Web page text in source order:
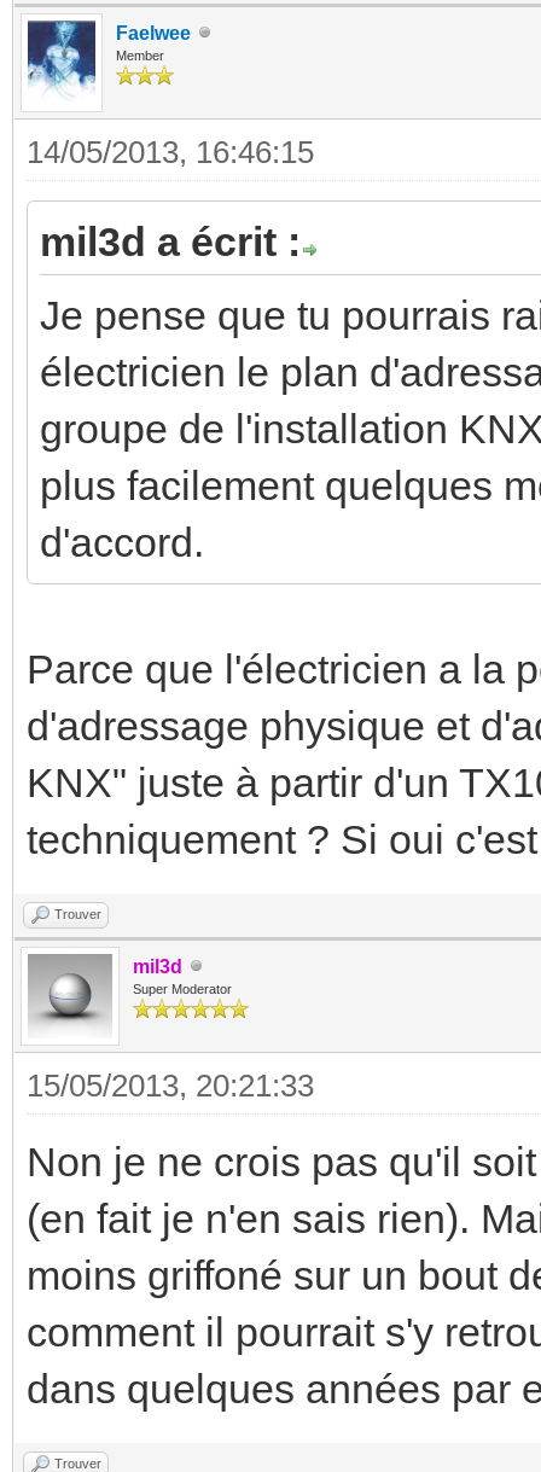
Faelwee
Member
14/05/2013, 16:46:15
mil3d a écrit :
Je pense que tu pourrais
électricien le plan
groupe de l'installation
plus facilement quelques
d'accord.
Parce que l'électricien a la
d'adressage physique et
KNX" juste à partir d'un
techniquement ? Si oui
Trouver
mil3d
Super Moderator
15/05/2013, 20:21:33
Non je ne crois pas qu'il
(en fait je n'en sais rien).
moins griffoné sur un bout
comment il pourrait s'y
dans quelques années par
Trouver